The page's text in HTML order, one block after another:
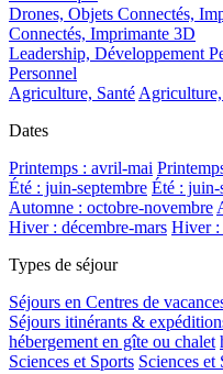
Drones, Objets Connectés,
Connectés, Imprimante 3D
Leadership, Développement
Personnel
Agriculture, SantéAgriculture,
Dates
Printemps : avril-mai
Été : juin-septembre Été : juin-
Automne : octobre-novembre
Hiver : décembre-mars Hiver :
Types de séjour
Séjours en Centres de
Séjours itinérants &
hébergement en gîte ou chalet
Sciences et Sports Sciences et